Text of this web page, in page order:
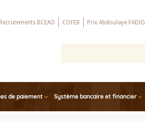
Recrutements BCEAO COFEB Prix Abdoulaye
de paiement Système bancaire et financier